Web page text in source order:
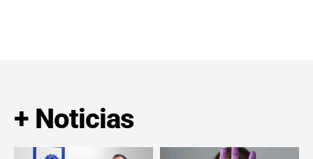
+ Noticias